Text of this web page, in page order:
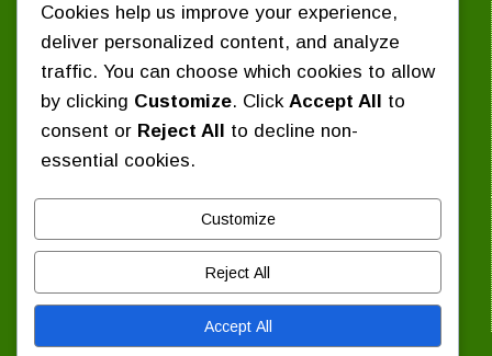
৪ দফা কর্মসূচি
প্রশ্নোত্তর
নির্বাচিত সংবাদ
প্রেস বিজ্ঞপ্তি / বিবৃতি
ইমেইল: chhatra.majlis@gmail.com
Copyright © 2026 — Bangladesh Islami Chhatra Majlis All
Cookies help us improve your experience,
deliver personalized content, and analyze
traffic. You can choose which cookies to allow
by clicking Customize. Click Accept All to
consent or Reject All to decline non-
essential cookies.
Customize
Reject All
Accept All